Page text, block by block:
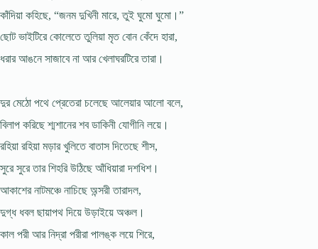
কাঁদিয়া কহিছে, “জনম দুখিনী মারে, তুই ঘুমো ঘুমো।”
ছোট ভাইটিরে কোলেতে তুলিয়া মৃত বোন কেঁদে হারা,
ধরার আঙনে সাজাবে না আর খেলাঘরটিরে তারা।
দুর মেঠো পথে প্রেতেরা চলেছে আলেয়ার আলো বলে,
বিলাপ করিছে শ্মশানের শব ডাকিনী যোগীনি লয়ে।
রহিয়া রহিয়া মড়ার খুলিতে বাতাস দিতেছে শীস,
সুরে সুরে তার শিহরি উঠিছে আঁধিয়ারা দশধিশ।
আকাশের নাটমঞ্চে নাচিছে অন্সরী তারাদল,
দুগ্ধ ধবল ছায়াপথ দিয়ে উড়াইয়ে অঞ্চল।
কাল পরী আর নিদ্রা পরীরা পালঙ্ক লয়ে শিরে,